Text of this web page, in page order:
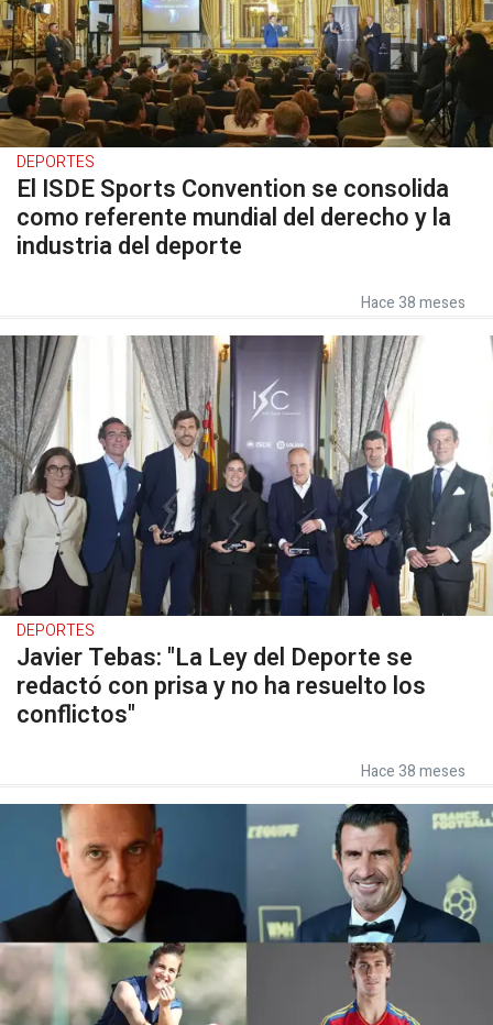
DEPORTES
El ISDE Sports Convention se consolida
como referente mundial del derecho y la
industria del deporte
Hace 38 meses
DEPORTES
Javier Tebas: "La Ley del Deporte se
redactó con prisa y no ha resuelto los
conflictos"
Hace 38 meses